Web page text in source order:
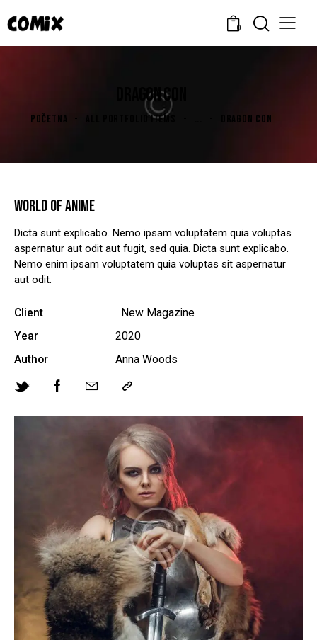
0
DRAGON CON
POČETNA ALL PORTFOLIO ITEMS DRAGON CON
WORLD OF ANIME
Dicta sunt explicabo. Nemo ipsam voluptatem quia voluptas
aspernatur aut odit aut fugit, sed quia. Dicta sunt explicabo.
Nemo enim ipsam voluptatem quia voluptas sit aspernatur
aut odit.
Client
New Magazine
Year
2020
Author
Anna Woods